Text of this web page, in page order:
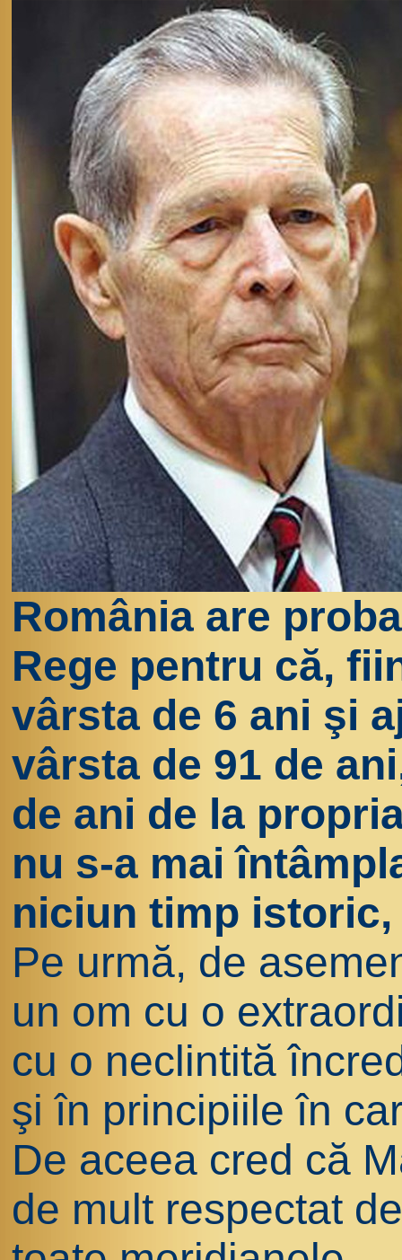
România are
Rege pentru că,
vârsta de 6 ani şi
vârsta de 91 de
de ani de la
nu s-a mai
niciun timp
Pe urmă, de
un om cu o
cu o neclintită
şi în principiile în
De aceea cred că
de mult respectat